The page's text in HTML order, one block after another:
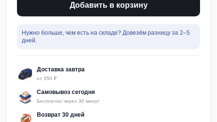
(3M-
14)
зубчатый
для
электроинструмента
Добавить в корзину
Нужно больше, чем есть на складе? Довезём разницу за 2–5
дней.
Доставка завтра
от 350 ₽
Самовывоз сегодня
Бесплатно через 30 минут
Возврат 30 дней